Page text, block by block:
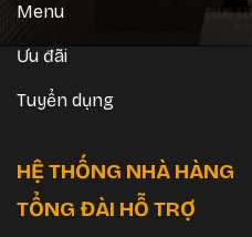
Menu
Ưu đãi
Tuyển dụng
HỆ THỐNG NHÀ HÀNG
TỔNG ĐÀI HỖ TRỢ